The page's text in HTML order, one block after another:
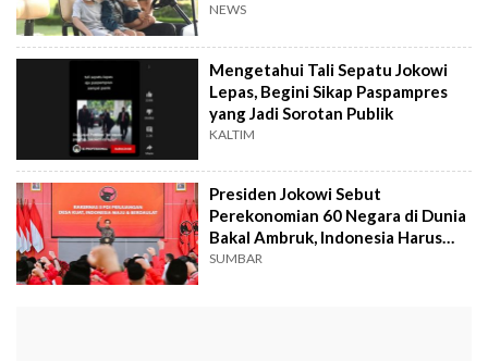
NEWS
Mengetahui Tali Sepatu Jokowi
Lepas, Begini Sikap Paspampres
yang Jadi Sorotan Publik
KALTIM
Presiden Jokowi Sebut
Perekonomian 60 Negara di Dunia
Bakal Ambruk, Indonesia Harus
Waspada
SUMBAR